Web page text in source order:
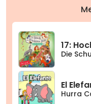
17:
Die
El
Hurra